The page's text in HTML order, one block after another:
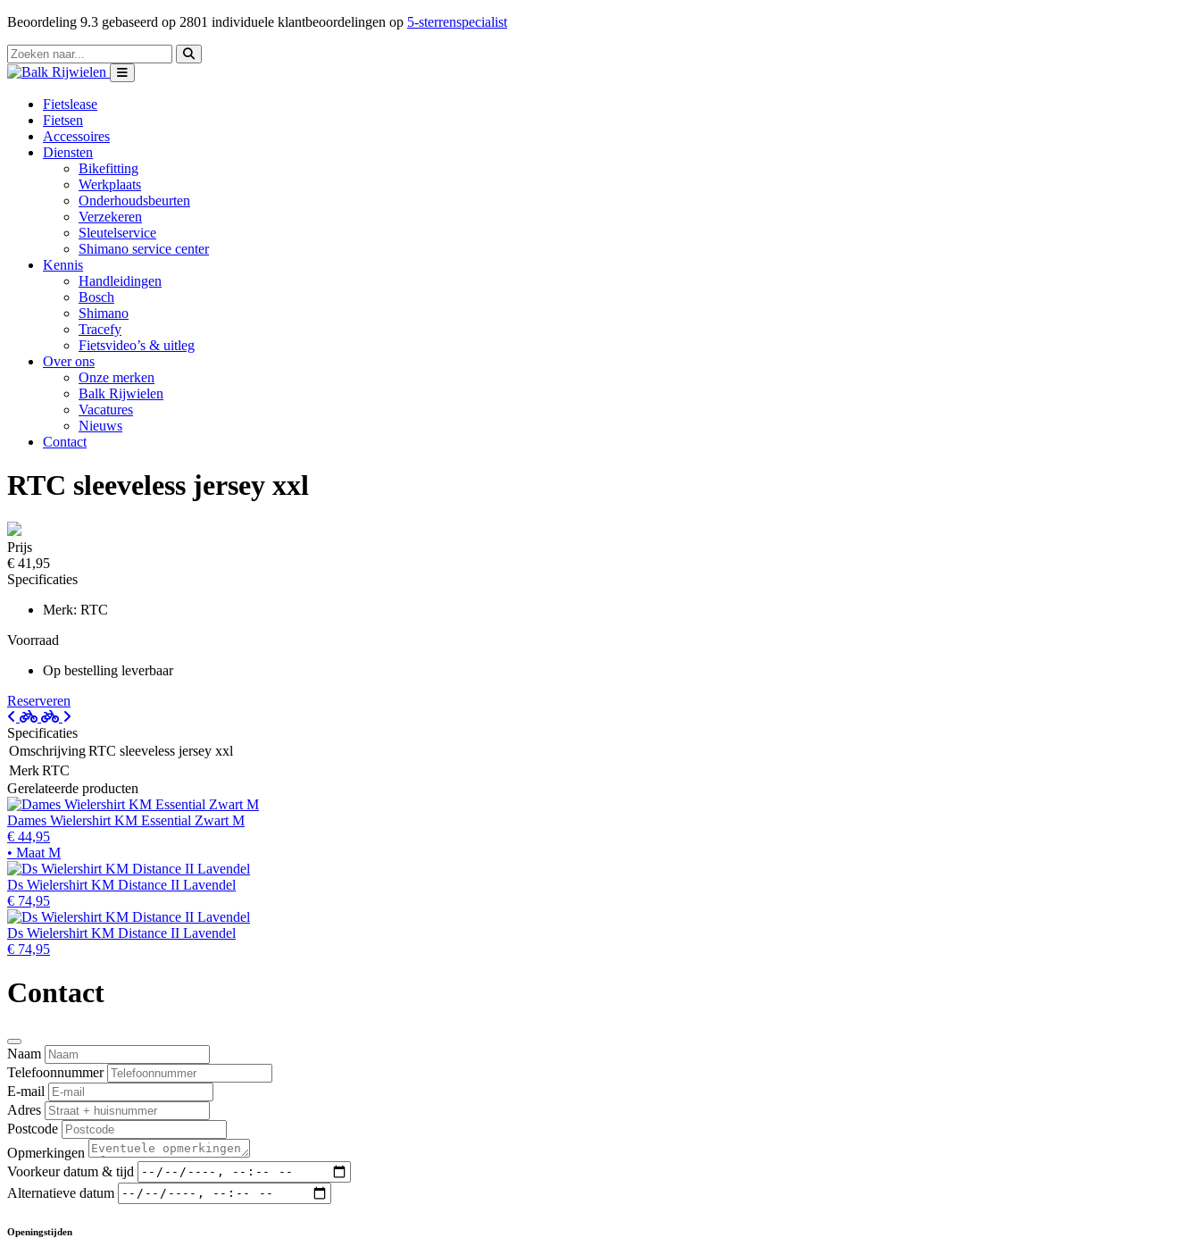
Beoordeling 9.3 gebaseerd op 2801 individuele klantbeoordelingen op 5-sterrenspecialist
Fietslease
Fietsen
Accessoires
Diensten
Bikefitting
Werkplaats
Onderhoudsbeurten
Verzekeren
Sleutelservice
Shimano service center
Kennis
Handleidingen
Bosch
Shimano
Tracefy
Fietsvideo’s & uitleg
Over ons
Onze merken
Balk Rijwielen
Vacatures
Nieuws
Contact
RTC sleeveless jersey xxl
Prijs
€ 41,95
Specificaties
Merk: RTC
Voorraad
Op bestelling leverbaar
Reserveren
Specificaties
OmschrijvingRTC sleeveless jersey xxl
MerkRTC
Gerelateerde producten
Dames Wielershirt KM Essential Zwart M
€ 44,95
• Maat M
Ds Wielershirt KM Distance II Lavendel
€ 74,95
Ds Wielershirt KM Distance II Lavendel
€ 74,95
Contact
Naam
Telefoonnummer
E-mail
Adres
Postcode
Opmerkingen
Voorkeur datum & tijd
Alternatieve datum
Openingstijden